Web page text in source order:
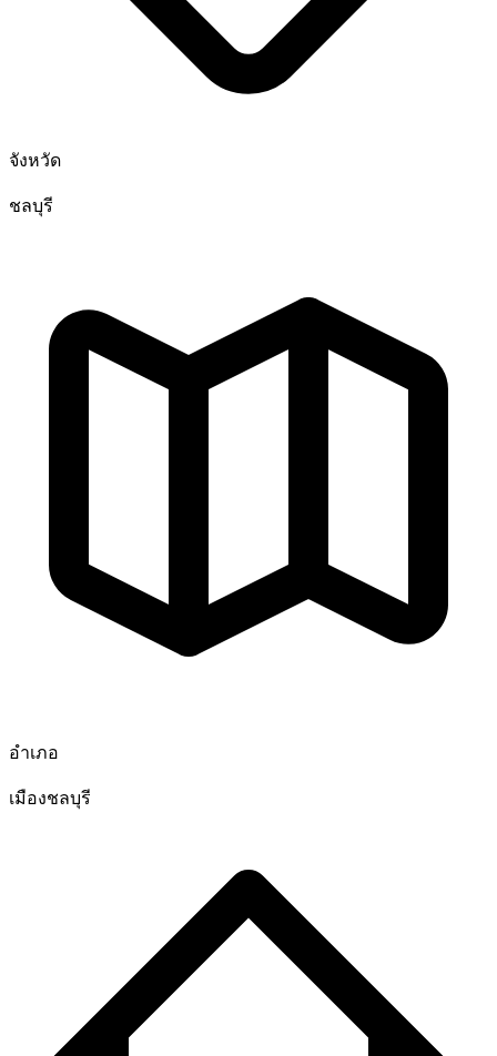
จังหวัด
ชลบุรี
อำเภอ
เมืองชลบุรี